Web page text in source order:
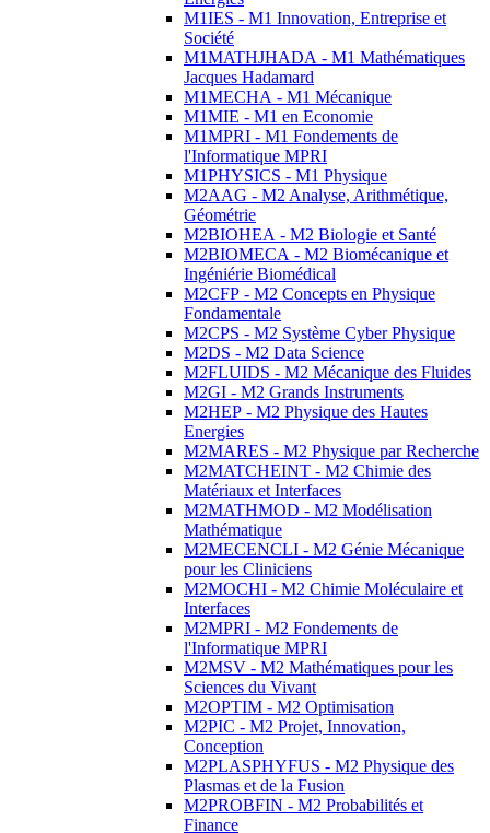
M1IES - M1 Innovation, Entreprise et
Société
M1MATHJHADA - M1 Mathématiques
Jacques Hadamard
M1MECHA - M1 Mécanique
M1MIE - M1 en Economie
M1MPRI - M1 Fondements de
l'Informatique MPRI
M1PHYSICS - M1 Physique
M2AAG - M2 Analyse, Arithmétique,
Géométrie
M2BIOHEA - M2 Biologie et Santé
M2BIOMECA - M2 Biomécanique et
Ingéniérie Biomédical
M2CFP - M2 Concepts en Physique
Fondamentale
M2CPS - M2 Système Cyber Physique
M2DS - M2 Data Science
M2FLUIDS - M2 Mécanique des Fluides
M2GI - M2 Grands Instruments
M2HEP - M2 Physique des Hautes
Energies
M2MARES - M2 Physique par Recherche
M2MATCHEINT - M2 Chimie des
Matériaux et Interfaces
M2MATHMOD - M2 Modélisation
Mathématique
M2MECENCLI - M2 Génie Mécanique
pour les Cliniciens
M2MOCHI - M2 Chimie Moléculaire et
Interfaces
M2MPRI - M2 Fondements de
l'Informatique MPRI
M2MSV - M2 Mathématiques pour les
Sciences du Vivant
M2OPTIM - M2 Optimisation
M2PIC - M2 Projet, Innovation,
Conception
M2PLASPHYFUS - M2 Physique des
Plasmas et de la Fusion
M2PROBFIN - M2 Probabilités et
Finance